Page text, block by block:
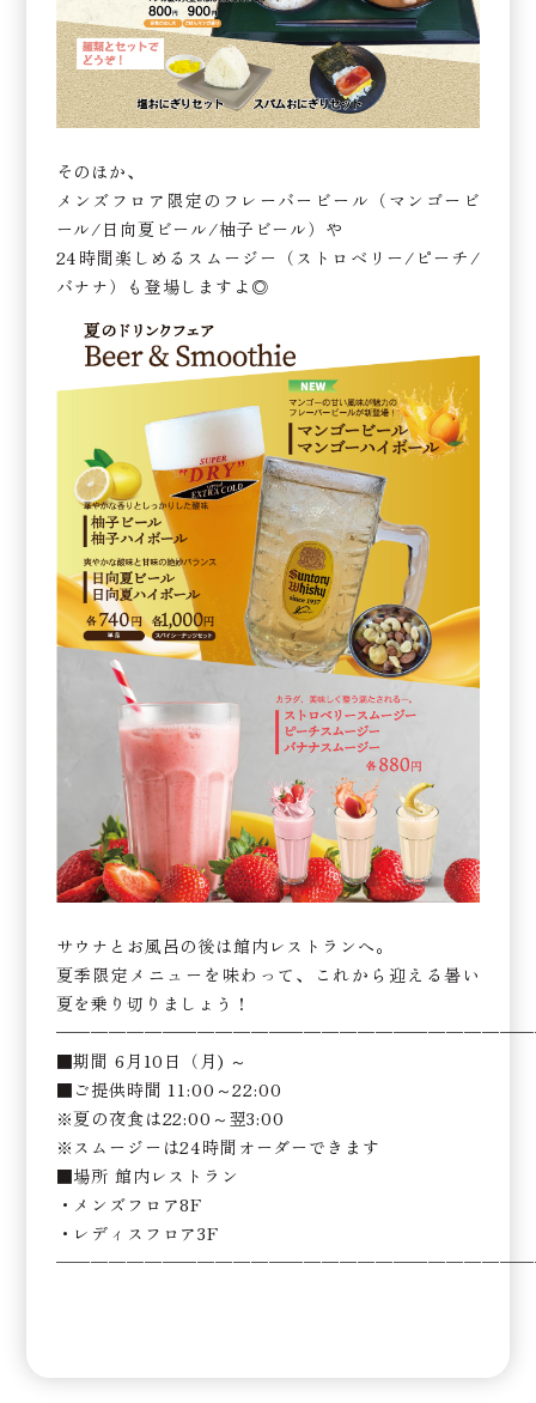
そのほか、
メンズフロア限定のフレーバービール（マンゴービ
ール/日向夏ビール/柚子ビール）や
24時間楽しめるスムージー（ストロベリー/ピーチ/
バナナ）も登場しますよ◎
サウナとお風呂の後は館内レストランへ。
夏季限定メニューを味わって、これから迎える暑い
夏を乗り切りましょう！
■期間 6月10日（月) ～
■ご提供時間 11:00～22:00
※夏の夜食は22:00～翌3:00
※スムージーは24時間オーダーできます
■場所 館内レストラン
・メンズフロア8F
・レディスフロア3F